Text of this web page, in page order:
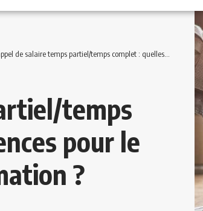
de salaire temps partiel/temps complet : quelles conséquences pour le Compte Personnel de Formation ?
temps
pour le
?